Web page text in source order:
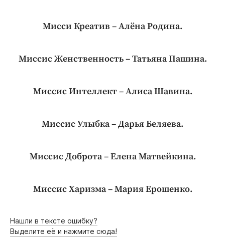
Мисси Креатив – Алёна Родина.
Миссис Женственность – Татьяна Пашина.
Миссис Интеллект – Алиса Шавина.
Миссис Улыбка – Дарья Беляева.
Миссис Доброта – Елена Матвейкина.
Миссис Харизма – Мария Ерошенко.
Нашли в тексте ошибку?
Выделите её и нажмите сюда!